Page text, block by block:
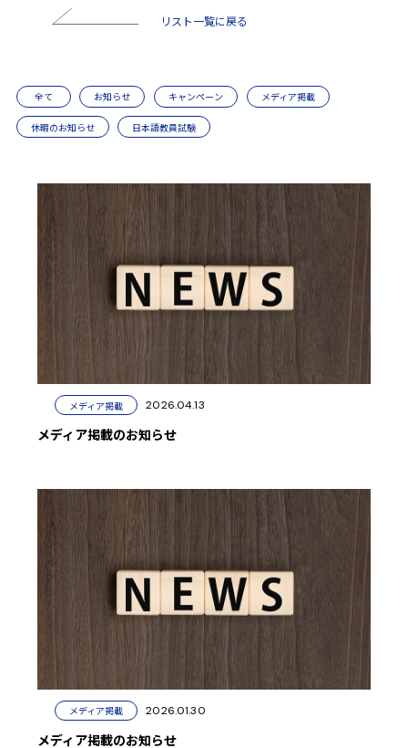
前の投稿
リスト一覧に戻る
全て お知らせ キャンペーン メディア掲載
休暇のお知らせ 日本語教員試験
2026.04.13
メディア掲載
メディア掲載のお知らせ
2026.01.30
メディア掲載
メディア掲載のお知らせ